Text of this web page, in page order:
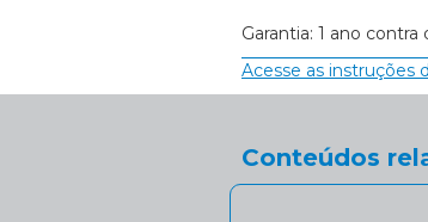
Garantia: 1 ano
Acesse as instruções
Conteúdos